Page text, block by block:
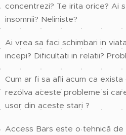
concentrezi? Te irita orice? Ai
insomnii? Neliniste?
Ai vrea sa faci schimbari in
incepi? Dificultati in relatii?
Cum ar fi sa afli acum ca
rezolva aceste probleme si
usor din aceste stari ?
Access Bars este o tehnică